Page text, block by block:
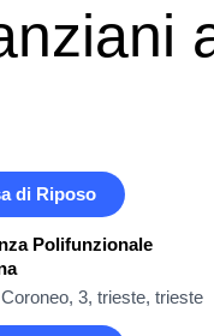
di Riposo
Polifunzionale
3, trieste, trieste